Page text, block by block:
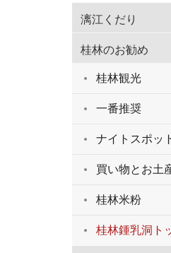
チベット
漓江くだり
桂林のお勧め
桂林観光
一番推奨
ナイトスポッ
買い物とお土
桂林米粉
桂林鍾乳洞ト